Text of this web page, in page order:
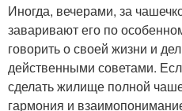
Иногда, вечерами, за
заваривают его по
говорить о своей жизни и
действенными советами.
сделать жилище полной
гармония и